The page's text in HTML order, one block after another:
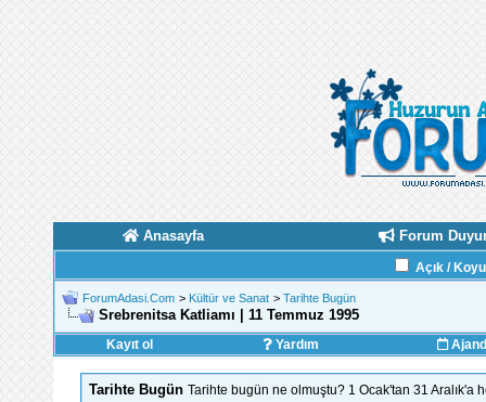
Anasayfa Forum
Açık /
ForumAdasi.Com > Kültür ve Sanat > Tarihte Bugün
Srebrenitsa Katliamı | 11 Temmuz 1995
Kayıt ol Yardım
Tarihte Bugün Tarihte bugün ne olmuştu? 1 Ocak'tan 31 Aralık'a